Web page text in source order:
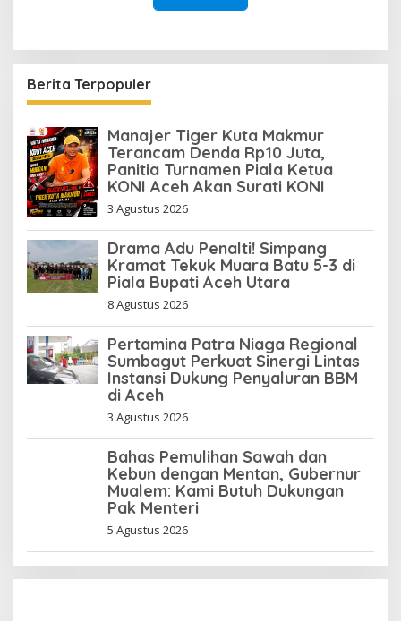
Berita Terpopuler
Manajer Tiger Kuta Makmur
Terancam Denda Rp10 Juta,
Panitia Turnamen Piala Ketua
KONI Aceh Akan Surati KONI
3 Agustus 2026
Drama Adu Penalti! Simpang
Kramat Tekuk Muara Batu 5-3 di
Piala Bupati Aceh Utara
8 Agustus 2026
Pertamina Patra Niaga Regional
Sumbagut Perkuat Sinergi Lintas
Instansi Dukung Penyaluran BBM
di Aceh
3 Agustus 2026
Bahas Pemulihan Sawah dan
Kebun dengan Mentan, Gubernur
Mualem: Kami Butuh Dukungan
Pak Menteri
5 Agustus 2026